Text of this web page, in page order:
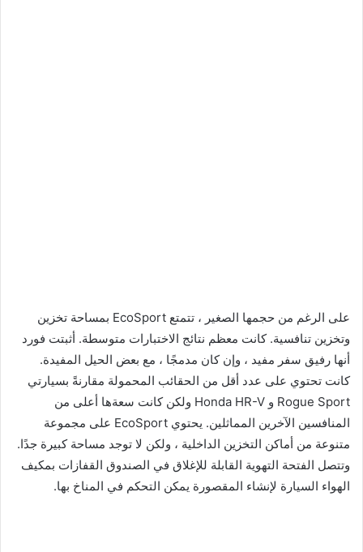
على الرغم من حجمها الصغير ، تتمتع EcoSport بمساحة تخزين
وتخزين تنافسية. كانت معظم نتائج الاختبارات متوسطة. أثبتت فورد
أنها رفيق سفر مفيد ، وإن كان مدمجًا ، مع بعض الحيل المفيدة.
كانت تحتوي على عدد أقل من الحقائب المحمولة مقارنةً بسيارتي
Rogue Sport و Honda HR-V ولكن كانت سعةها أعلى من
المنافسين الآخرين المماثلين. يحتوي EcoSport على مجموعة
متنوعة من أماكن التخزين الداخلية ، ولكن لا توجد مساحة كبيرة جدًا.
وتتصل الفتحة التهوية القابلة للإغلاق في الصندوق القفازات بمكيف
الهواء السيارة لإنشاء المقصورة يمكن التحكم في المناخ بها.